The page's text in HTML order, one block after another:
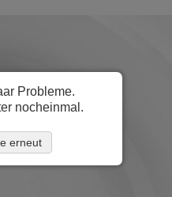
Probleme.
nocheinmal.
erneut